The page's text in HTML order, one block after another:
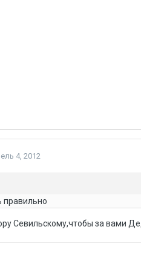
4, 2012
правильно
Севильскому,чтобы за вами